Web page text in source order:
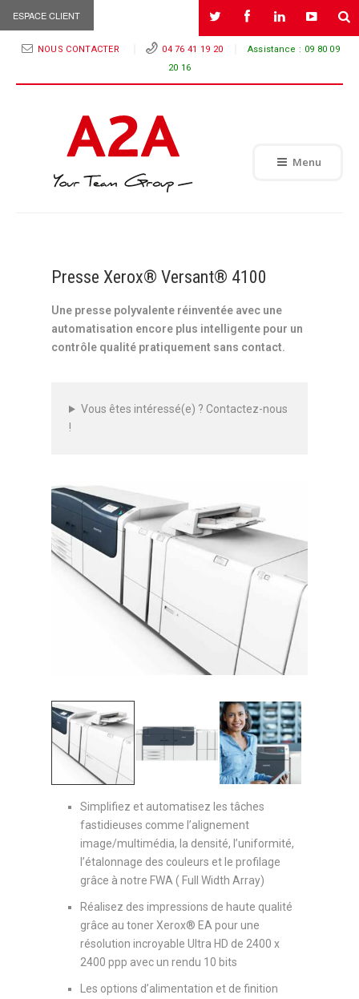
ESPACE CLIENT
NOUS CONTACTER 04 76 41 19 20 Assistance : 09 80 09
20 16
Menu
Presse Xerox® Versant® 4100
Une presse polyvalente réinventée avec une
automatisation encore plus intelligente pour un
contrôle qualité pratiquement sans contact.
Vous êtes intéressé(e) ? Contactez-nous
!
Simplifiez et automatisez les tâches
fastidieuses comme l’alignement
image/multimédia, la densité, l’uniformité,
l’étalonnage des couleurs et le profilage
grâce à notre FWA ( Full Width Array)
Réalisez des impressions de haute qualité
grâce au toner Xerox® EA pour une
résolution incroyable Ultra HD de 2400 x
2400 ppp avec un rendu 10 bits
Les options d’alimentation et de finition